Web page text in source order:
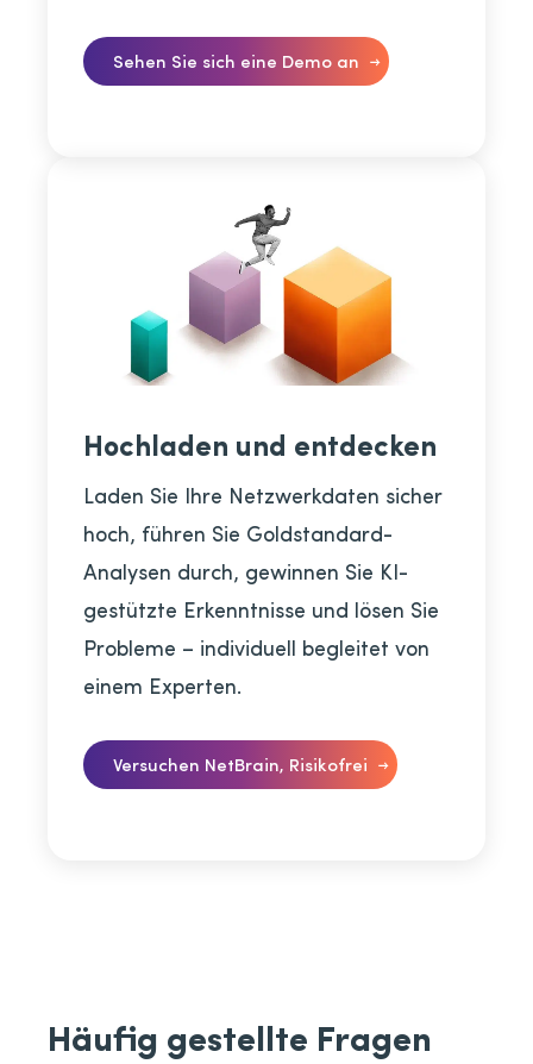
Sehen Sie sich eine Demo an
Hochladen und entdecken
Laden Sie Ihre Netzwerkdaten sicher
hoch, führen Sie Goldstandard-
Analysen durch, gewinnen Sie KI-
gestützte Erkenntnisse und lösen Sie
Probleme – individuell begleitet von
einem Experten.
Versuchen NetBrain, Risikofrei
Häufig gestellte Fragen